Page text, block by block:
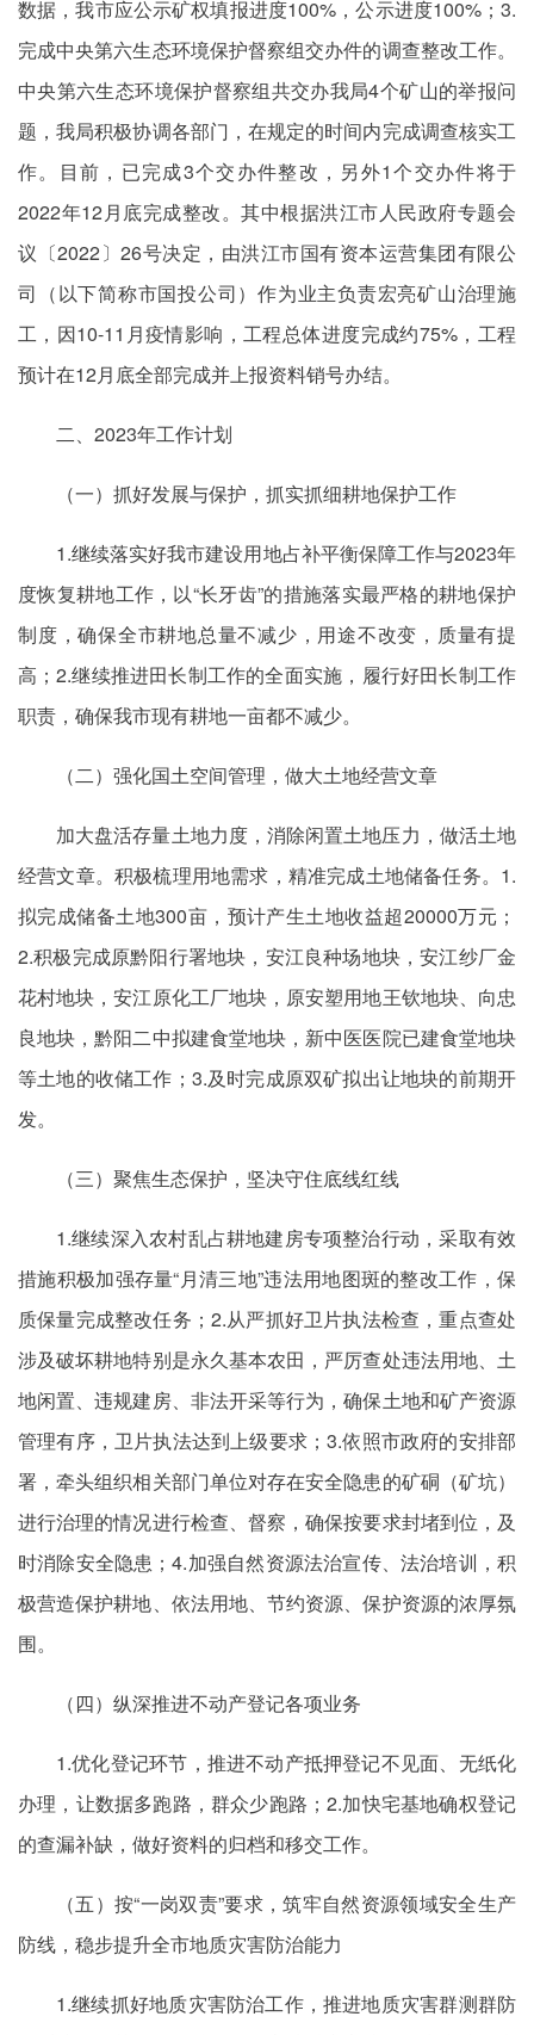
数据，我市应公示矿权填报进度100%，公示进度100%；3.
完成中央第六生态环境保护督察组交办件的调查整改工作。
中央第六生态环境保护督察组共交办我局4个矿山的举报问
题，我局积极协调各部门，在规定的时间内完成调查核实工
作。目前，已完成3个交办件整改，另外1个交办件将于
2022年12月底完成整改。其中根据洪江市人民政府专题会
议〔2022〕26号决定，由洪江市国有资本运营集团有限公
司（以下简称市国投公司）作为业主负责宏亮矿山治理施
工，因10-11月疫情影响，工程总体进度完成约75%，工程
预计在12月底全部完成并上报资料销号办结。
二、2023年工作计划
（一）抓好发展与保护，抓实抓细耕地保护工作
1.继续落实好我市建设用地占补平衡保障工作与2023年
度恢复耕地工作，以“长牙齿”的措施落实最严格的耕地保护
制度，确保全市耕地总量不减少，用途不改变，质量有提
高；2.继续推进田长制工作的全面实施，履行好田长制工作
职责，确保我市现有耕地一亩都不减少。
（二）强化国土空间管理，做大土地经营文章
加大盘活存量土地力度，消除闲置土地压力，做活土地
经营文章。积极梳理用地需求，精准完成土地储备任务。1.
拟完成储备土地300亩，预计产生土地收益超20000万元；
2.积极完成原黔阳行署地块，安江良种场地块，安江纱厂金
花村地块，安江原化工厂地块，原安塑用地王钦地块、向忠
良地块，黔阳二中拟建食堂地块，新中医医院已建食堂地块
等土地的收储工作；3.及时完成原双矿拟出让地块的前期开
发。
（三）聚焦生态保护，坚决守住底线红线
1.继续深入农村乱占耕地建房专项整治行动，采取有效
措施积极加强存量“月清三地”违法用地图斑的整改工作，保
质保量完成整改任务；2.从严抓好卫片执法检查，重点查处
涉及破坏耕地特别是永久基本农田，严厉查处违法用地、土
地闲置、违规建房、非法开采等行为，确保土地和矿产资源
管理有序，卫片执法达到上级要求；3.依照市政府的安排部
署，牵头组织相关部门单位对存在安全隐患的矿硐（矿坑）
进行治理的情况进行检查、督察，确保按要求封堵到位，及
时消除安全隐患；4.加强自然资源法治宣传、法治培训，积
极营造保护耕地、依法用地、节约资源、保护资源的浓厚氛
围。
（四）纵深推进不动产登记各项业务
1.优化登记环节，推进不动产抵押登记不见面、无纸化
办理，让数据多跑路，群众少跑路；2.加快宅基地确权登记
的查漏补缺，做好资料的归档和移交工作。
（五）按“一岗双责”要求，筑牢自然资源领域安全生产
防线，稳步提升全市地质灾害防治能力
1.继续抓好地质灾害防治工作，推进地质灾害群测群防